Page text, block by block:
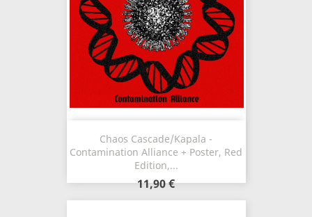
Chaos Cascade/Kapala -
Contamination Alliance + Poster, Red
Edition,...
11,90 €